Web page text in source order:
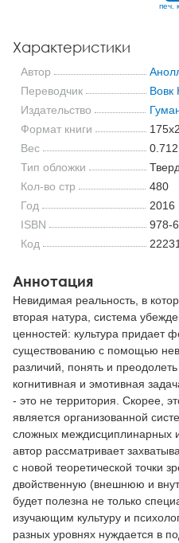
печ.
Характеристики
Автор
Переводчик
Вовк
Издательство
Формат книги
Вес
0.712
Тип обложки
Кол-во стр
480
Год
2016
ISBN
978-
Код
22231
Аннотация
Невидимая реальность, в
вторая натура, система
ценностей: культура
существованию с помощью
различий, понять и
когнитивная и эмотивная
- это не территория. Скорее,
является организованной
сложных междисциплинарных
автор рассматривает
с новой теоретической точки
двойственную (внешнюю и
будет полезна не только
изучающим культуру и
разных уровнях нуждается в